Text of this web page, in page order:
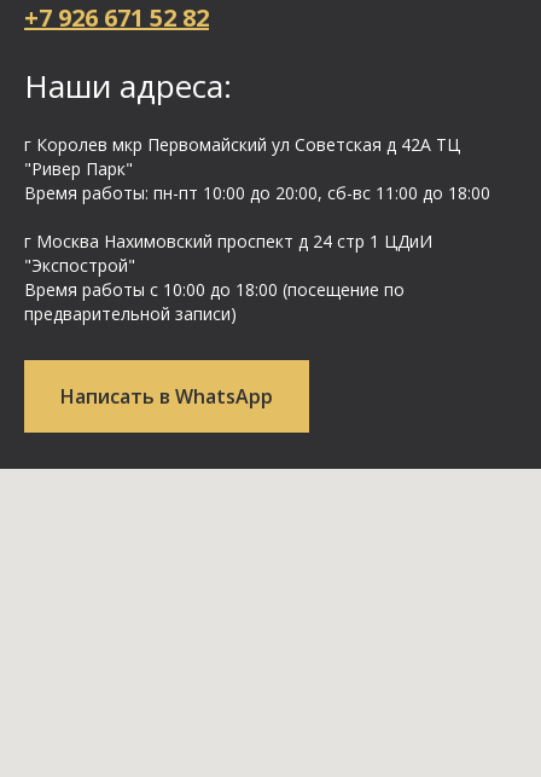
+7 926 671 52 82
Наши адреса:
г Королев мкр Первомайский ул Cоветская д 42А ТЦ
"Ривер Парк"
Время работы: пн-пт 10:00 до 20:00, сб-вс 11:00 до 18:00
г Москва Нахимовский проспект д 24 стр 1 ЦДиИ
"Экспострой"
Время работы с 10:00 до 18:00 (посещение по
предварительной записи)
Написать в WhatsApp